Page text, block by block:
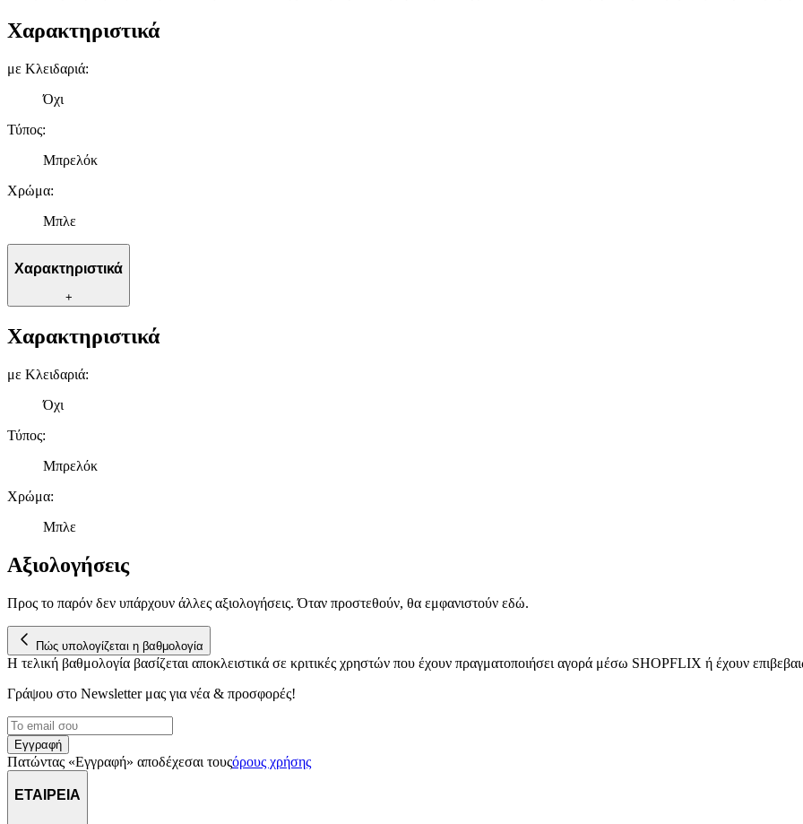
Χαρακτηριστικά
με Κλειδαριά:
Όχι
Τύπος:
Μπρελόκ
Χρώμα:
Μπλε
Χαρακτηριστικά
+
Χαρακτηριστικά
με Κλειδαριά:
Όχι
Τύπος:
Μπρελόκ
Χρώμα:
Μπλε
Αξιολογήσεις
Προς το παρόν δεν υπάρχουν άλλες αξιολογήσεις. Όταν προστεθούν, θα εμφανιστούν εδώ.
Πώς υπολογίζεται η βαθμολογία
Η τελική βαθμολογία βασίζεται αποκλειστικά σε κριτικές χρηστών που έχουν πραγματοποιήσει αγορά μέσω SHOPFLIX ή έχουν
Γράψου στο Νewsletter μας για νέα & προσφορές!
Εγγραφή
Πατώντας «Εγγραφή» αποδέχεσαι τουςόρους χρήσης
ΕΤΑΙΡΕΙΑ